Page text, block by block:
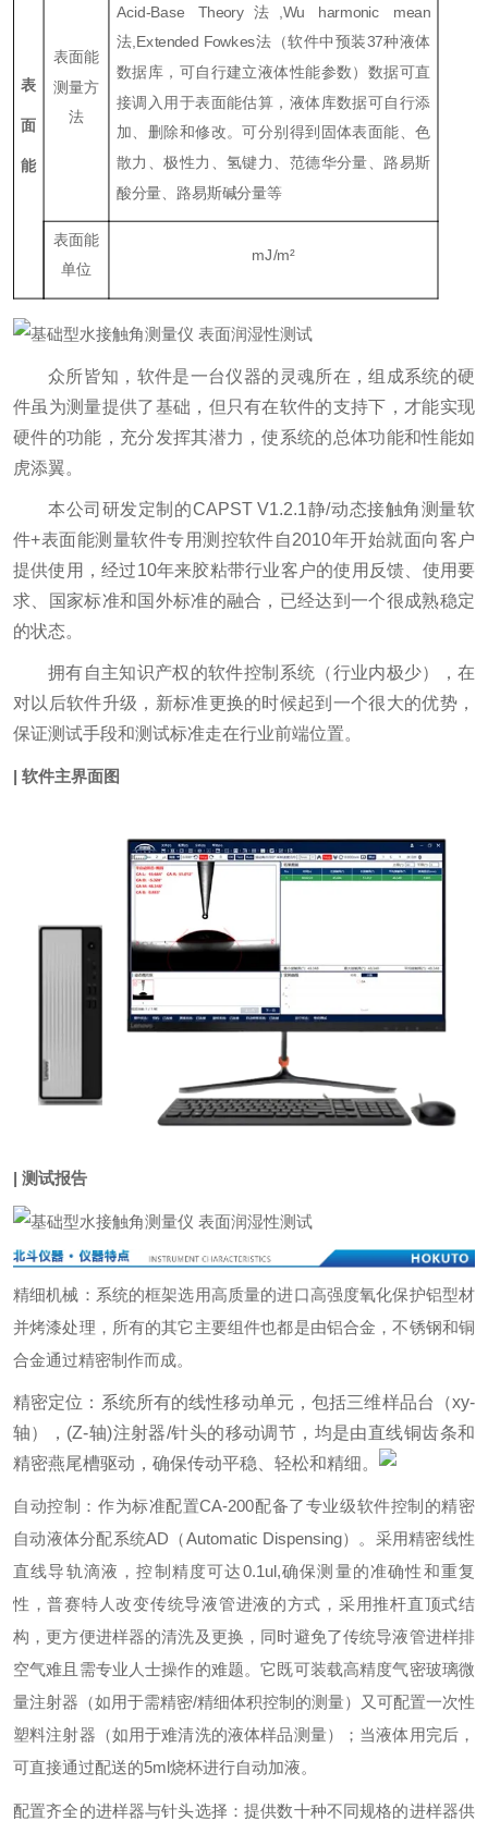
表
面
能
表面能
测量方
法
Acid-Base Theory法,Wu harmonic mean
法,Extended Fowkes法（软件中预装37种液体
数据库，可自行建立液体性能参数）数据可直
接调入用于表面能估算，液体库数据可自行添
加、删除和修改。可分别得到固体表面能、色
散力、极性力、氢键力、范德华分量、路易斯
酸分量、路易斯碱分量等
表面能
单位
mJ/m²
众所皆知，软件是一台仪器的灵魂所在，组成系统的硬
件虽为测量提供了基础，但只有在软件的支持下，才能实现
硬件的功能，充分发挥其潜力，使系统的总体功能和性能如
虎添翼。
本公司研发定制的CAPST V1.2.1静/动态接触角测量软
件+表面能测量软件专用测控软件自2010年开始就面向客户
提供使用，经过10年来胶粘带行业客户的使用反馈、使用要
求、国家标准和国外标准的融合，已经达到一个很成熟稳定
的状态。
拥有自主知识产权的软件控制系统（行业内极少），在
对以后软件升级，新标准更换的时候起到一个很大的优势，
保证测试手段和测试标准走在行业前端位置。
| 软件主界面图
| 测试报告
精细机械：系统的框架选用高质量的进口高强度氧化保护铝型材
并烤漆处理，所有的其它主要组件也都是由铝合金，不锈钢和铜
合金通过精密制作而成。
精密定位：系统所有的线性移动单元，包括三维样品台（xy-
轴），(Z-轴)注射器/针头的移动调节，均是由直线铜齿条和
精密燕尾槽驱动，确保传动平稳、轻松和精细。
自动控制：作为标准配置CA-200配备了专业级软件控制的精密
自动液体分配系统AD（Automatic Dispensing）。采用精密线性
直线导轨滴液，控制精度可达0.1ul,确保测量的准确性和重复
性，普赛特人改变传统导液管进液的方式，采用推杆直顶式结
构，更方便进样器的清洗及更换，同时避免了传统导液管进样排
空气难且需专业人士操作的难题。它既可装载高精度气密玻璃微
量注射器（如用于需精密/精细体积控制的测量）又可配置一次性
塑料注射器（如用于难清洗的液体样品测量）；当液体用完后，
可直接通过配送的5ml烧杯进行自动加液。
配置齐全的进样器与针头选择：提供数十种不同规格的进样器供